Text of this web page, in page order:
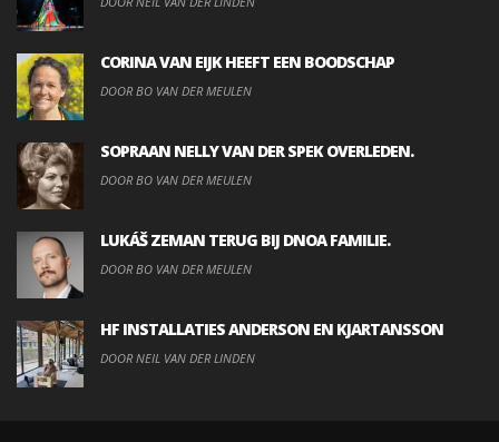
CORINA VAN EIJK HEEFT EEN BOODSCHAP
DOOR BO VAN DER MEULEN
SOPRAAN NELLY VAN DER SPEK OVERLEDEN.
DOOR BO VAN DER MEULEN
LUKÁŠ ZEMAN TERUG BIJ DNOA FAMILIE.
DOOR BO VAN DER MEULEN
HF INSTALLATIES ANDERSON EN KJARTANSSON
DOOR NEIL VAN DER LINDEN